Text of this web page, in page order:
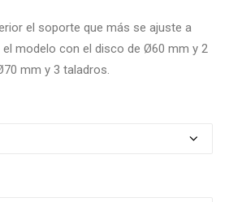
desde
4,45€
hasta
el soporte que más se ajuste a
el modelo con el disco de Ø60 mm y 2
mm y 3 taladros.